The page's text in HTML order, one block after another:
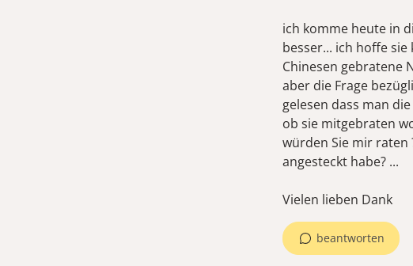
ich komme heute in
besser... ich hoffe
Chinesen gebratene
aber die Frage
gelesen dass man
ob sie mitgebraten
würden Sie mir raten
angesteckt habe? ...
beantworten